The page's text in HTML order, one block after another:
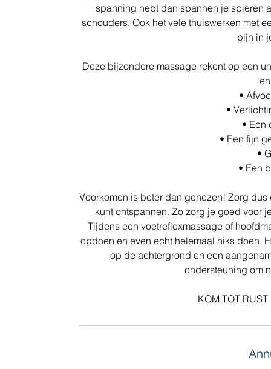
spanning hebt dan spannen je spieren
schouders. Ook het vele thuiswerken met
pijn in
Deze bijzondere massage rekent op een
•
•
• Een
• Een fijn
•
• Een
Voorkomen is beter dan genezen! Zorg
kunt ontspannen. Zo zorg je goed voor
Tijdens een voetreflexmassage of
opdoen en even echt helemaal niks doen.
op de achtergrond en een
ondersteuning om
KOM TOT